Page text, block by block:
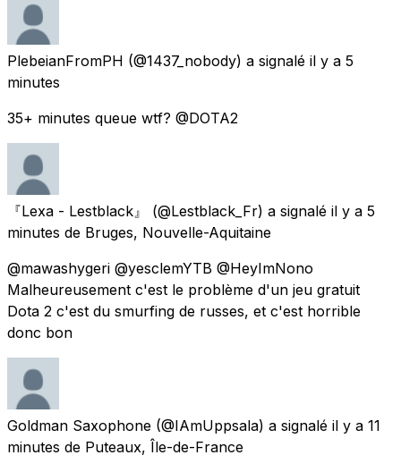
PlebeianFromPH (@1437_nobody) a signalé il y a 5
minutes
35+ minutes queue wtf? @DOTA2
『Lexa - Lestblack』 (@Lestblack_Fr) a signalé il y a 5
minutes de Bruges, Nouvelle-Aquitaine
@mawashygeri @yesclemYTB @HeyImNono
Malheureusement c'est le problème d'un jeu gratuit
Dota 2 c'est du smurfing de russes, et c'est horrible
donc bon
Goldman Saxophone (@IAmUppsala) a signalé il y a 11
minutes de Puteaux, Île-de-France